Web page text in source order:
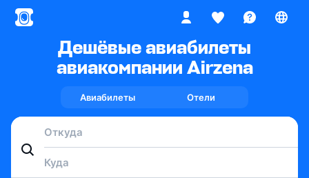
Дешёвые авиабилеты
авиакомпании Airzena
Авиабилеты Отели